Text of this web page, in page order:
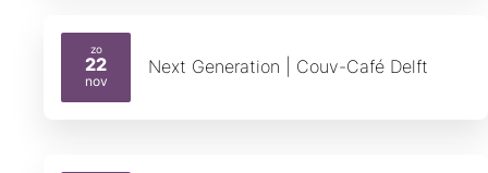
zo
22
nov
2026 Next Generation | Couv-Café Delft